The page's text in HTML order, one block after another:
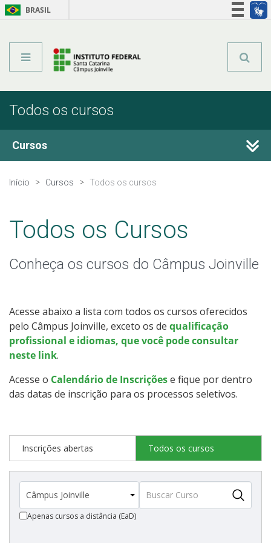
BRASIL
Todos os cursos
Cursos
Técnicos Integrados
Técnicos Subsequentes
Qualificação Profissional e Idiomas
Especialização
Todos os cursos
Processo de Inscrição
Resultados
Resultados Vagas Remanescentes
Início Cursos Todos os cursos
Todos os Cursos
Conheça os cursos do Câmpus Joinville
Acesse abaixo a lista com todos os cursos oferecidos
pelo Câmpus Joinville, exceto os de qualificação
profissional e idiomas, que você pode consultar
neste link.
Acesse o Calendário de Inscriçõese fique por dentro
das datas de inscrição para os processos seletivos.
Inscrições abertas Todos os cursos
Apenas cursos a distância (EaD)